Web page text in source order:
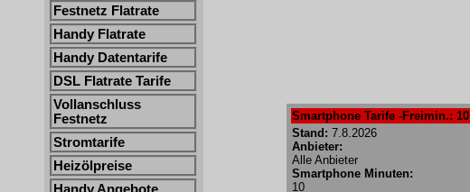
Festnetz Flatrate
Handy Flatrate
Handy Datentarife
DSL Flatrate Tarife
Vollanschluss
Festnetz
Stromtarife
Heizölpreise
Smartphone Tarife -Freimin.: 10
Stand: 7.8.2026
Anbieter:
Alle Anbieter
Smartphone Minuten:
10